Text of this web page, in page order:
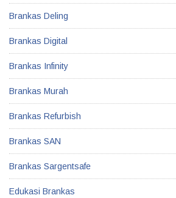
Brankas Deling
Brankas Digital
Brankas Infinity
Brankas Murah
Brankas Refurbish
Brankas SAN
Brankas Sargentsafe
Edukasi Brankas